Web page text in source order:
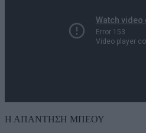
Η ΑΠΑΝΤΗΣΗ ΜΠΕΟΥ